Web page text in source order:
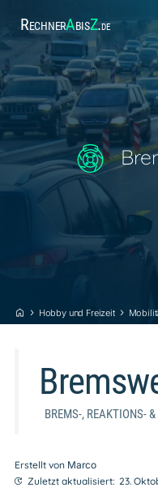
RechnerAbisZ.de
Finanzen
Körper und
Hobby und Freizeit
Sonstiges
Hobby und Freizeit
BREMS-, REAKTIONS-
Erstellt von Marco
Zuletzt aktualisiert: 23.